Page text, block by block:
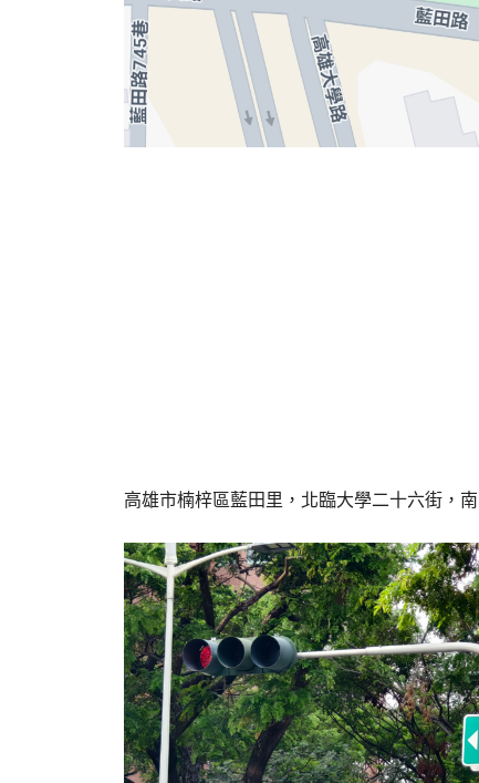
高雄市楠梓區藍田里，北臨大學二十六街，